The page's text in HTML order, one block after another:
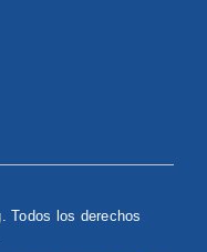
Todos los derechos